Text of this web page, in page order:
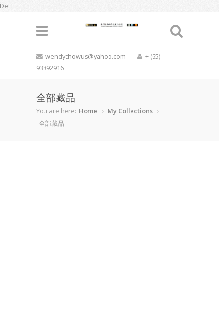
De
wendychowus@yahoo.com
+ (65)
93892916
全部藏品
You are here: Home
My Collections
全部藏品